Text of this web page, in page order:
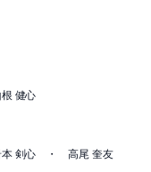
健心
心 ・ 高尾 奎友